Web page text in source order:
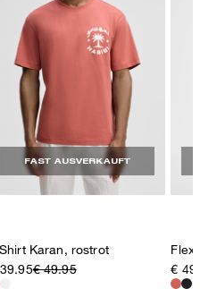
FAST AUSVERKAUFT
Karan, rostrot
€ 49.95
Flex
€